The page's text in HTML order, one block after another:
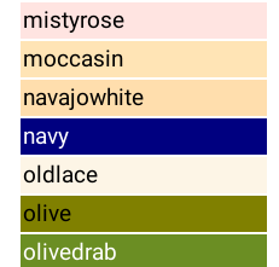
mistyrose
moccasin
navajowhite
navy
oldlace
olive
olivedrab